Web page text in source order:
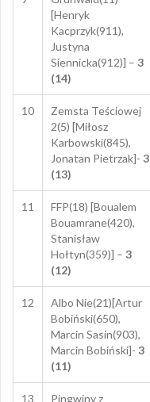
[Henryk
Kacprzyk(911),
Justyna
Siennicka(912)] – 3
(14)
10
Zemsta Teściowej
2(5) [Miłosz
Karbowski(845),
Jonatan Pietrzak]- 3
(13)
11 FFP(18) [Boualem
Bouamrane(420),
Stanisław
Hołtyn(359)] – 3
(12)
12
Albo Nie(21)[Artur
Bobiński(650),
Marcin Sasin(903),
Marcin Bobiński]- 3
(11)
13 Pingwiny z